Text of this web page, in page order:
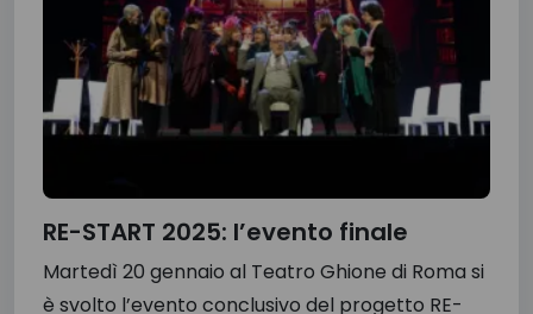
RE-START 2025: l’evento finale
Martedì 20 gennaio al Teatro Ghione di Roma si
è svolto l’evento conclusivo del progetto RE-